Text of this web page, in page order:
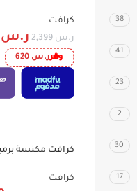
38
41
23
2
30
17
كرافت
ر.س 2,399 ر.س
وفرر.س
-55%
كرافت